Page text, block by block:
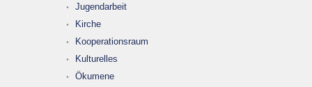
Jugendarbeit
Kirche
Kooperationsraum
Kulturelles
Ökumene